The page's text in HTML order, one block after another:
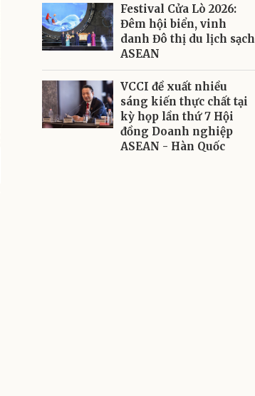
Festival Cửa Lò 2026:
Đêm hội biển, vinh
danh Đô thị du lịch sạch
ASEAN
VCCI đề xuất nhiều
sáng kiến thực chất tại
kỳ họp lần thứ 7 Hội
đồng Doanh nghiệp
ASEAN - Hàn Quốc